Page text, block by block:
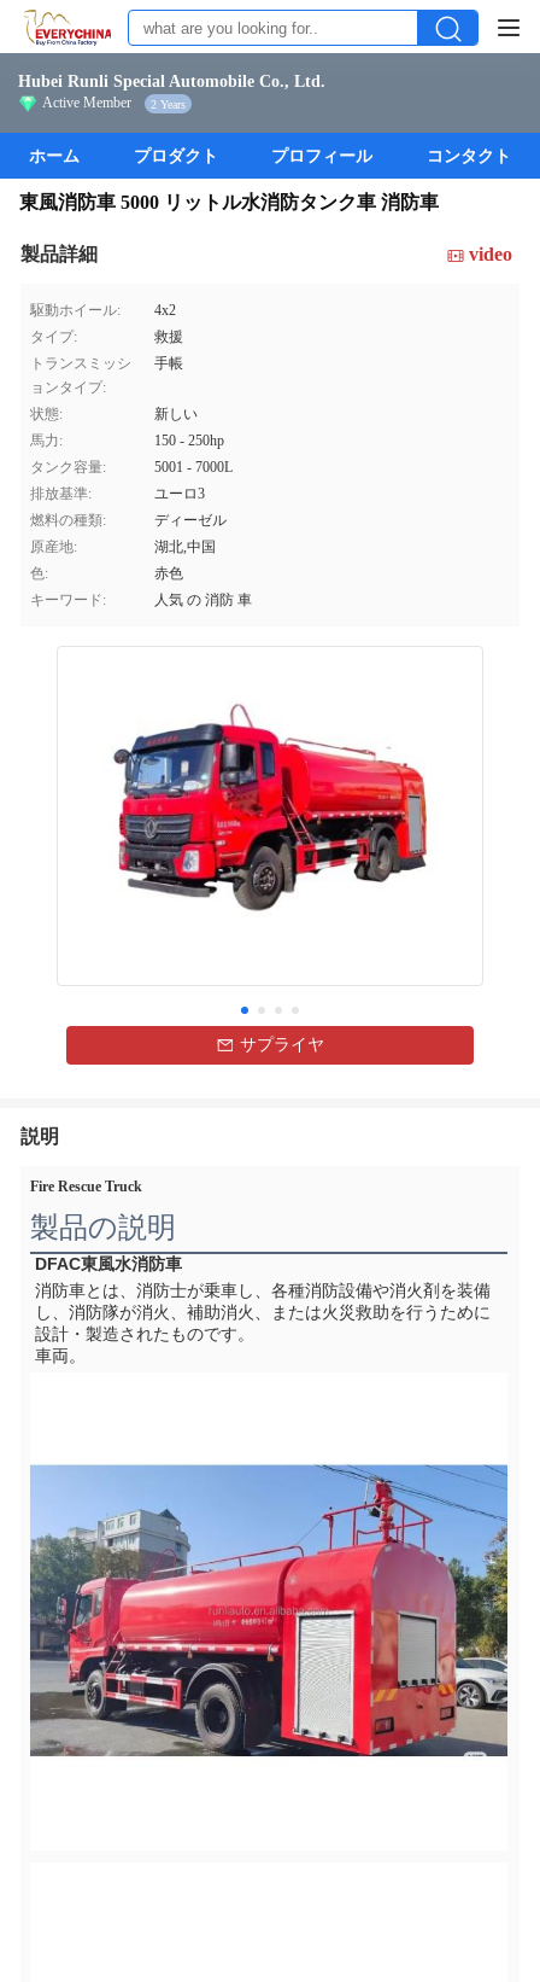
Hubei Runli Special Automobile Co., Ltd.
Active Member 2 Years
ホーム プロダクト プロフィール コンタクト
東風消防車 5000 リットル水消防タンク車 消防車
製品詳細 video
駆動ホイール:
4x2
タイプ:
救援
トランスミッシ
ョンタイプ:
手帳
状態:
新しい
馬力:
150 - 250hp
タンク容量:
5001 - 7000L
排放基準:
ユーロ3
燃料の種類:
ディーゼル
原産地:
湖北,中国
色:
赤色
キーワード:
人気 の 消防 車
サプライヤ
説明
Fire Rescue Truck
製品の説明
DFAC東風水消防車
消防車とは、消防士が乗車し、各種消防設備や消火剤を装備
し、消防隊が消火、補助消火、または火災救助を行うために
設計・製造されたものです。
車両。